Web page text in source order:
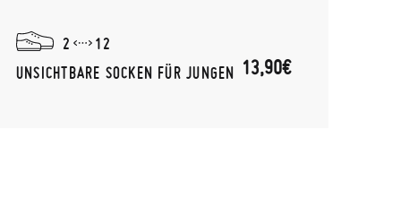
2
12
UNSICHTBARE SOCKEN FÜR JUNGEN 13,90€